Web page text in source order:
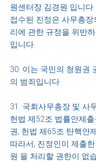
원센터장 김경원 입니다.
접수된 진정은 사무총
리에 관한 규정을 위반
입니다.
30. 이는 국민의 청원권
의 범죄입니다.
31. 국회사무총장 및 사
헌법 제52조 법률안제
권, 헌법 제65조 탄핵안
따라서, 진정인이 제출
원 을 처리할 권한이 없